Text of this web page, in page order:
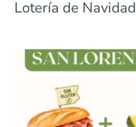
Lotería de Navidad